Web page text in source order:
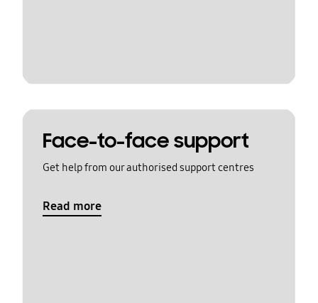
Face-to-face support
Get help from our authorised support centres
Read more